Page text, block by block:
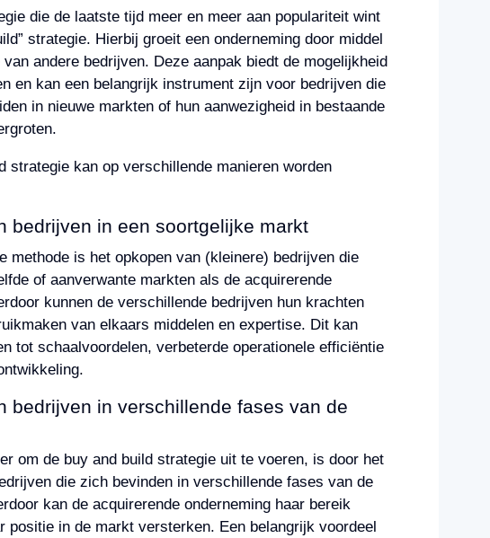
die de laatste tijd meer en meer aan populariteit wint
strategie. Hierbij groeit een onderneming door middel
andere bedrijven. Deze aanpak biedt de mogelijkheid
en kan een belangrijk instrument zijn voor bedrijven die
in nieuwe markten of hun aanwezigheid in bestaande
strategie kan op verschillende manieren worden
bedrijven in een soortgelijke markt
methode is het opkopen van (kleinere) bedrijven die
of aanverwante markten als de acquirerende
kunnen de verschillende bedrijven hun krachten
van elkaars middelen en expertise. Dit kan
tot schaalvoordelen, verbeterde operationele efficiëntie
bedrijven in verschillende fases van de
om de buy and build strategie uit te voeren, is door het
die zich bevinden in verschillende fases van de
kan de acquirerende onderneming haar bereik
positie in de markt versterken. Een belangrijk voordeel